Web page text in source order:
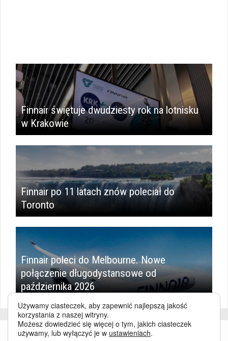
Finnair świętuje dwudziesty rok na lotnisku
w Krakowie
Finnair po 11 latach znów poleciał do
Toronto
Finnair poleci do Melbourne. Nowe
połączenie długodystansowe od
października 2026
Używamy ciasteczek, aby zapewnić najlepszą jakość
korzystania z naszej witryny.
Możesz dowiedzieć się więcej o tym, jakich ciasteczek
używamy, lub wyłączyć je w ustawieniach.